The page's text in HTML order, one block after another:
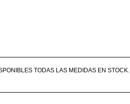
TODAS LAS MEDIDAS EN STOCK.